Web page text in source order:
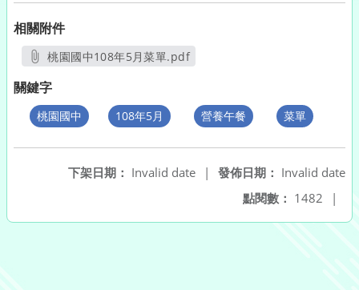
相關附件
桃園國中108年5月菜單.pdf
關鍵字
桃園國中 108年5月 營養午餐 菜單
發佈日期： Invalid date
下架日期： Invalid date
|
點閱數： 1482 |